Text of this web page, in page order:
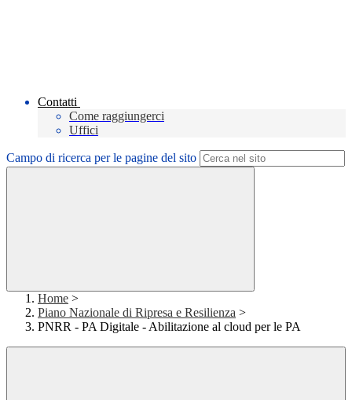
Contatti
Come raggiungerci
Uffici
Campo di ricerca per le pagine del sito
Home >
Piano Nazionale di Ripresa e Resilienza >
PNRR - PA Digitale - Abilitazione al cloud per le PA